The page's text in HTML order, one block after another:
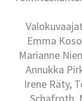
Emma
Marianne
Annukka
Irene Räty,